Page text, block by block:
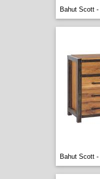
Bahut Scott -
Bahut Scott -